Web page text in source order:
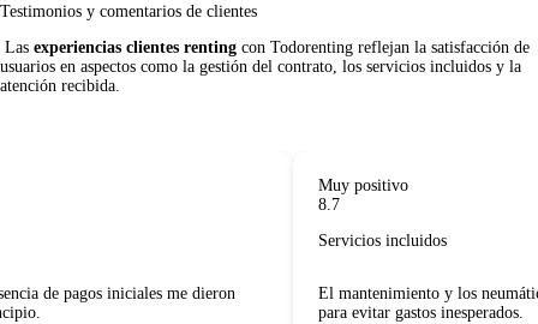
Testimonios y comentarios de clientes
Las experiencias clientes renting con Todorenting reflejan la satisfacción de
usuarios en aspectos como la gestión del contrato, los servicios incluidos y la
atención recibida.
de pagos iniciales me dieron
Muy positivo
8.7
Servicios incluidos
El mantenimiento y los
para evitar gastos inesperados.